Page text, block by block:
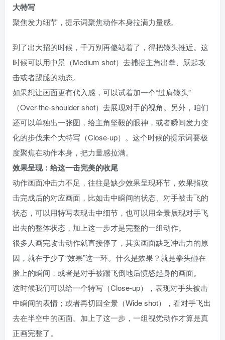
大特写
聚焦发力细节，提示词聚焦动作本身拉满力量感。
到了出大招的时候，千万别再傻站着了，得把镜头推近。这
时候可以用中景（Medium shot）去捕捉主角出拳、跃起攻
击或者踢腿的动态。
如果想让画面更有代入感，可以试着加一个“过肩镜头”
（Over-the-shoulder shot）去展现对手的视角。另外，咱们
还可以单独出一张图，给主角坚毅的眼神，或者瞬间发力变
化的步伐来个大特写（Close-up）。这个时候的提示词要极
度聚焦在动作本身，把力量感拉满。
效果呈现：给这一击完美的收尾
动作画面冲击力不足，往往是缺少效果呈现环节，效果指攻
击完成后的对应画面，比如击中瞬间的状态、对手被击飞的
状态，可以用特写表现击中细节，也可以用全景展现对手飞
出去的整体状态，加上这一步才是完整的一组动作。
很多人画完攻击动作就直接停了，其实画面缺乏冲击力的原
因，就在于少了“效果”这一环。什么是效果？就是拳头砸在
脸上的瞬间，或者是对手被踹飞倒地后愤怒起身的画面。
这时候我们可以给一个特写（Close-up），表现对手头被击
中瞬间的表情；或者再切回全景（Wide shot），看对手飞出
去在半空中的画面。加上了这一步，一组视觉动作才算是真
正画完整了。